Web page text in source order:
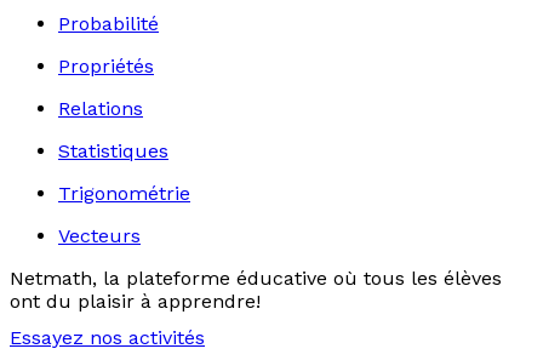
Probabilité
Propriétés
Relations
Statistiques
Trigonométrie
Vecteurs
Netmath, la plateforme éducative où tous les élèves
ont du plaisir à apprendre!
Essayez nos activités